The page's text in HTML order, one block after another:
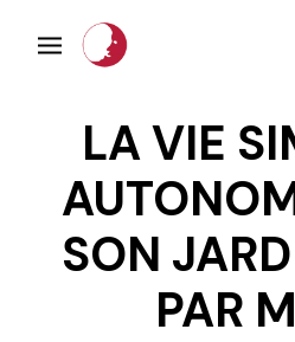
LA VIE
SON
PAR